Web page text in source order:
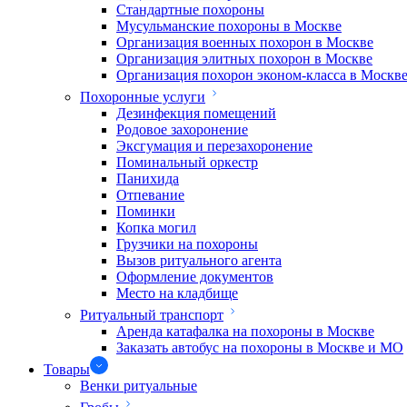
Стандартные похороны
Мусульманские похороны в Москве
Организация военных похорон в Москве
Организация элитных похорон в Москве
Организация похорон эконом-класса в
Похоронные услуги
Дезинфекция помещений
Родовое захоронение
Эксгумация и перезахоронение
Поминальный оркестр
Панихида
Отпевание
Поминки
Копка могил
Грузчики на похороны
Вызов ритуального агента
Оформление документов
Место на кладбище
Ритуальный транспорт
Аренда катафалка на похороны в Москве
Заказать автобус на похороны в Москве и МО
Товары
Венки ритуальные